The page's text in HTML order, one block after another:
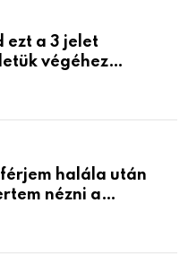
ezt a 3 jelet
végéhez
férjem halála után
nézni a